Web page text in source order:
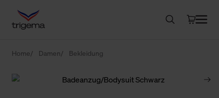
Home Damen Bekleidung